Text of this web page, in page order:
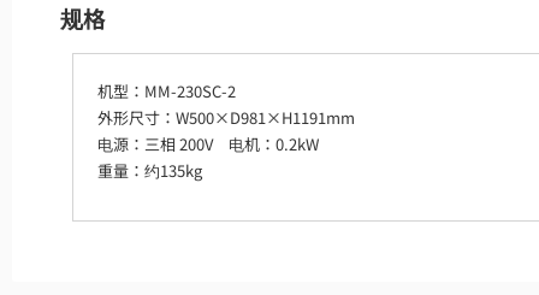
规格
机型：MM-230SC-2
外形尺寸：W500×D981×H1191mm
电源：三相 200V 电机：0.2kW
重量：约135kg